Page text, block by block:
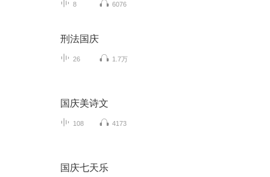
8 6076
刑法国庆
26 1.7万
国庆美诗文
108 4173
国庆七天乐